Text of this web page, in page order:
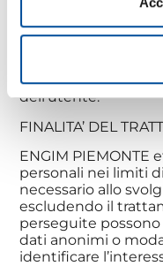
I cookies di
evitano il ricorso
della navigazione
l’acquisizione di
dell’utente.
FINALITA’ DEL
ENGIM
personali nei limiti
necessario allo
escludendo il
perseguite
dati anonimi o
identificare